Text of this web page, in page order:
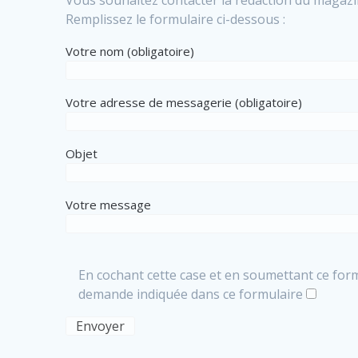
Remplissez le formulaire ci-dessous :
Votre nom (obligatoire)
Votre adresse de messagerie (obligatoire)
Objet
Votre message
En cochant cette case et en soumettant ce
demande indiquée dans ce formulaire